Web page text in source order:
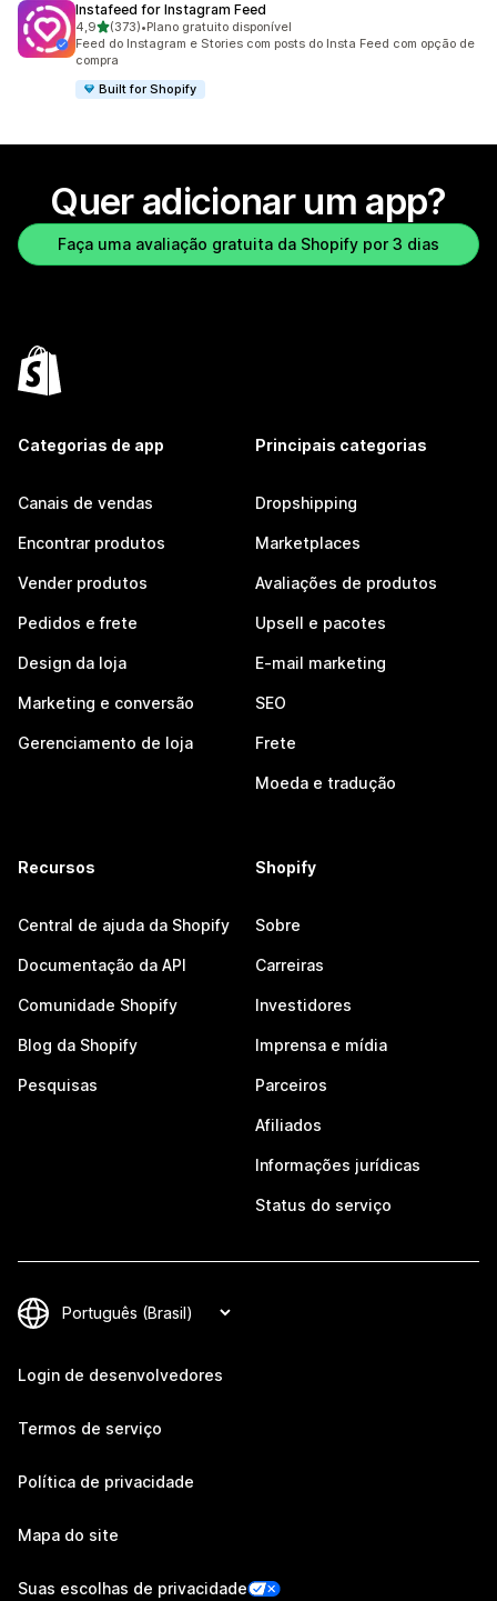
Instafeed for Instagram Feed
4,9de 5 estrelas
(373)
373 avaliações ao todo
•Plano gratuito disponível
Feed do Instagram e Stories com posts do Insta Feed com opção de
compra
Built for Shopify
Quer adicionar um app?
Faça uma avaliação gratuita da Shopify por 3 dias
Categorias de app
Canais de vendas
Encontrar produtos
Vender produtos
Pedidos e frete
Design da loja
Marketing e conversão
Gerenciamento de loja
Principais categorias
Dropshipping
Marketplaces
Avaliações de produtos
Upsell e pacotes
E-mail marketing
SEO
Frete
Moeda e tradução
Recursos
Central de ajuda da Shopify
Documentação da API
Comunidade Shopify
Blog da Shopify
Pesquisas
Shopify
Sobre
Carreiras
Investidores
Imprensa e mídia
Parceiros
Afiliados
Informações jurídicas
Status do serviço
Login de desenvolvedores
Termos de serviço
Política de privacidade
Mapa do site
Suas escolhas de privacidade